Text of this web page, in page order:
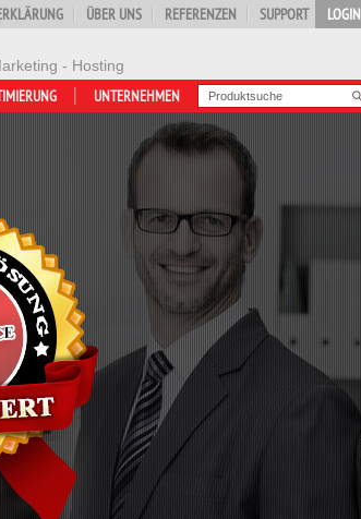
- Hosting
LOGIN
ÜBER UNS REFERENZEN SUPPORT
UNTERNEHMEN